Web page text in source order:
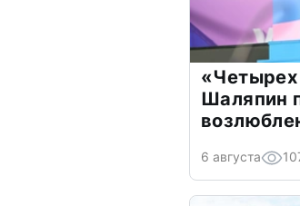
Шаляпин
6 августа